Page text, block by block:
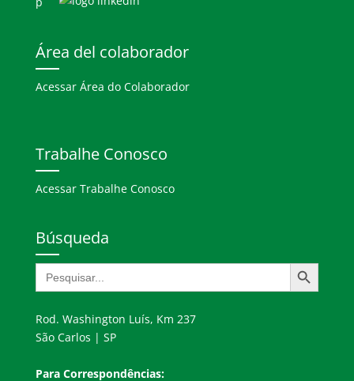
Área del colaborador
Acessar Área do Colaborador
Trabalhe Conosco
Acessar Trabalhe Conosco
Búsqueda
Buscar: Botón de búsqueda
Rod. Washington Luís, Km 237
São Carlos | SP
Para Correspondências: